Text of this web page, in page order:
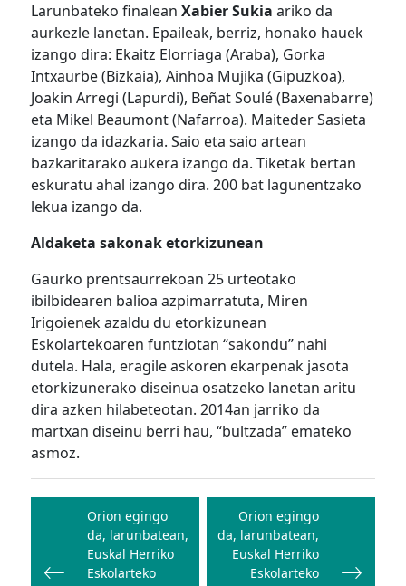
Larunbateko finalean Xabier Sukia ariko da
aurkezle lanetan. Epaileak, berriz, honako hauek
izango dira: Ekaitz Elorriaga (Araba), Gorka
Intxaurbe (Bizkaia), Ainhoa Mujika (Gipuzkoa),
Joakin Arregi (Lapurdi), Beñat Soulé (Baxenabarre)
eta Mikel Beaumont (Nafarroa). Maiteder Sasieta
izango da idazkaria. Saio eta saio artean
bazkaritarako aukera izango da. Tiketak bertan
eskuratu ahal izango dira. 200 bat lagunentzako
lekua izango da.
Aldaketa sakonak etorkizunean
Gaurko prentsaurrekoan 25 urteotako
ibilbidearen balioa azpimarratuta, Miren
Irigoienek azaldu du etorkizunean
Eskolartekoaren funtziotan “sakondu” nahi
dutela. Hala, eragile askoren ekarpenak jasota
etorkizunerako diseinua osatzeko lanetan aritu
dira azken hilabeteotan. 2014an jarriko da
martxan diseinu berri hau, “bultzada” emateko
asmoz.
Bidalketetan
zehar
nabigatu
Orion egingo
da, larunbatean,
Euskal Herriko
Eskolarteko
Orion egingo
da, larunbatean,
Euskal Herriko
Eskolarteko